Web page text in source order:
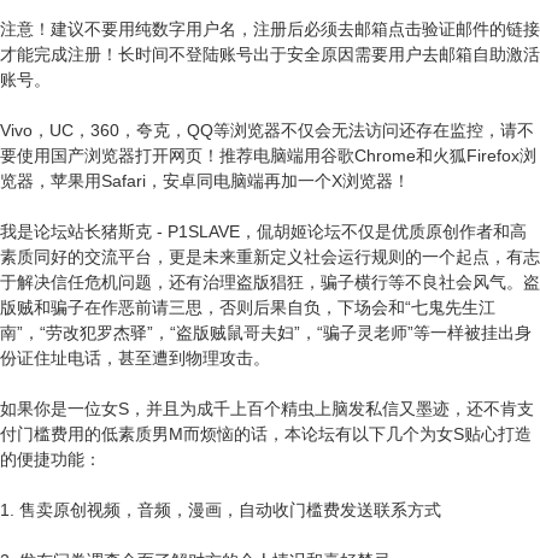
注意！建议不要用纯数字用户名，注册后必须去邮箱点击验证邮件的链接
才能完成注册！长时间不登陆账号出于安全原因需要用户去邮箱自助激活
账号。
Vivo，UC，360，夸克，QQ等浏览器不仅会无法访问还存在监控，请不
要使用国产浏览器打开网页！推荐电脑端用谷歌Chrome和火狐Firefox浏
览器，苹果用Safari，安卓同电脑端再加一个X浏览器！
我是论坛站长猪斯克 - P1SLAVE，侃胡姬论坛不仅是优质原创作者和高
素质同好的交流平台，更是未来重新定义社会运行规则的一个起点，有志
于解决信任危机问题，还有治理盗版猖狂，骗子横行等不良社会风气。盗
版贼和骗子在作恶前请三思，否则后果自负，下场会和“七鬼先生江
南”，“劳改犯罗杰驿”，“盗版贼鼠哥夫妇”，“骗子灵老师”等一样被挂出身
份证住址电话，甚至遭到物理攻击。
如果你是一位女S，并且为成千上百个精虫上脑发私信又墨迹，还不肯支
付门槛费用的低素质男M而烦恼的话，本论坛有以下几个为女S贴心打造
的便捷功能：
1. 售卖原创视频，音频，漫画，自动收门槛费发送联系方式